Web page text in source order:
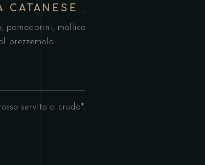
CATANESE
pomodorini, mollica
prezzemolo
servito a crudo*,